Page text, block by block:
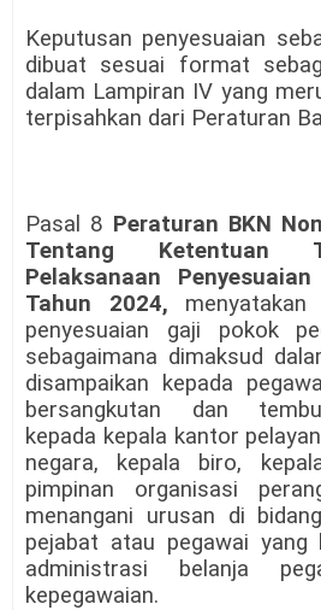
Keputusan penyesuaian
dibuat sesuai format
dalam Lampiran IV yang
terpisahkan dari Peraturan
Pasal 8 Peraturan BKN
Tentang Ketentuan
Pelaksanaan
Tahun 2024,
penyesuaian gaji pokok
sebagaimana dimaksud
disampaikan kepada
bersangkutan dan
kepada kepala kantor
negara, kepala biro,
pimpinan organisasi
menangani urusan di
pejabat atau pegawai yang
administrasi belanja
kepegawaian.